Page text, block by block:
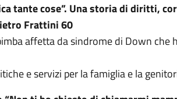
tante cose”. Una storia di diritti,
Frattini 60
affetta da sindrome di Down che
e servizi per la famiglia e la